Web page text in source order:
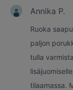
Annika P.
Ruoka
paljon
tulla
tilaamassa.